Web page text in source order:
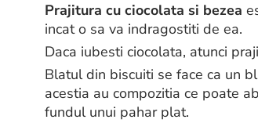
Prajitura cu ciocolata si bezea
incat o sa va indragostiti de ea.
Daca iubesti ciocolata, atunci
Blatul din biscuiti se face ca un
acestia au compozitia ce poate
fundul unui pahar plat.